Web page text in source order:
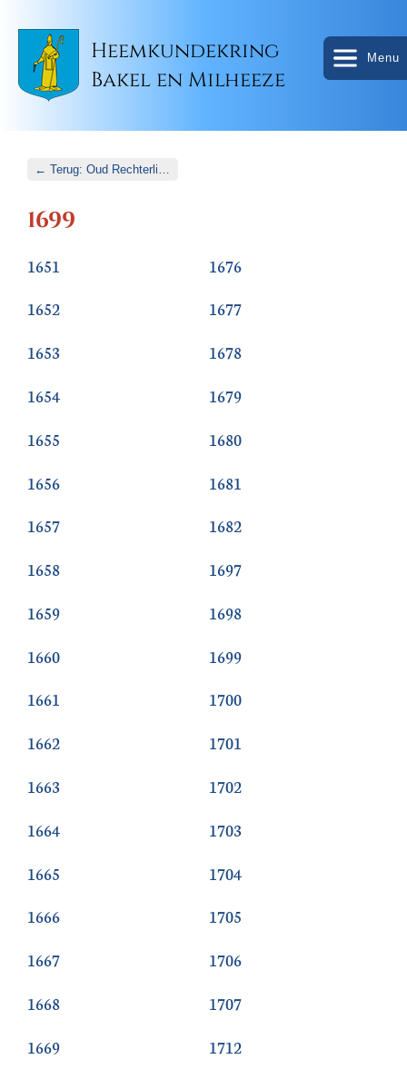
Heemkundekring
Bakel en Milheeze
Menu
1699
1651
1652
1653
1654
1655
1656
1657
1658
1659
1660
1661
1662
1663
1664
1665
1666
1667
1668
1669
1676
1677
1678
1679
1680
1681
1682
1697
1698
1699
1700
1701
1702
1703
1704
1705
1706
1707
1712